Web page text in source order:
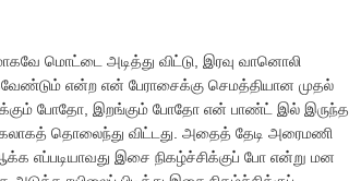
மொட்டை அடித்து விட்டு, இரவு வானொலி
என்ற என் பேராசைக்கு செமத்தியான முதல்
போதோ, இறங்கும் போதோ என் பாண்ட் இல் இருந்த
தொலைந்து விட்டது. அதைத் தேடி அரைமணி
எப்படியாவது இசை நிகழ்ச்சிக்குப் போ என்று மன